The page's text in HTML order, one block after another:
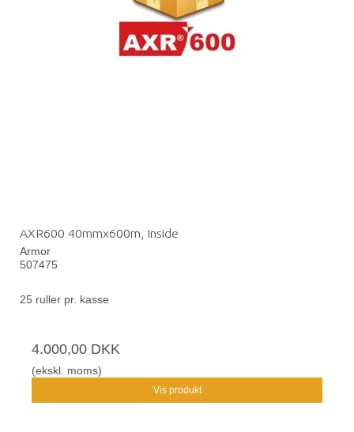
AXR600 40mmx600m, Inside
Armor
507475
25 ruller pr. kasse
4.000,00 DKK
(ekskl. moms)
Vis produkt